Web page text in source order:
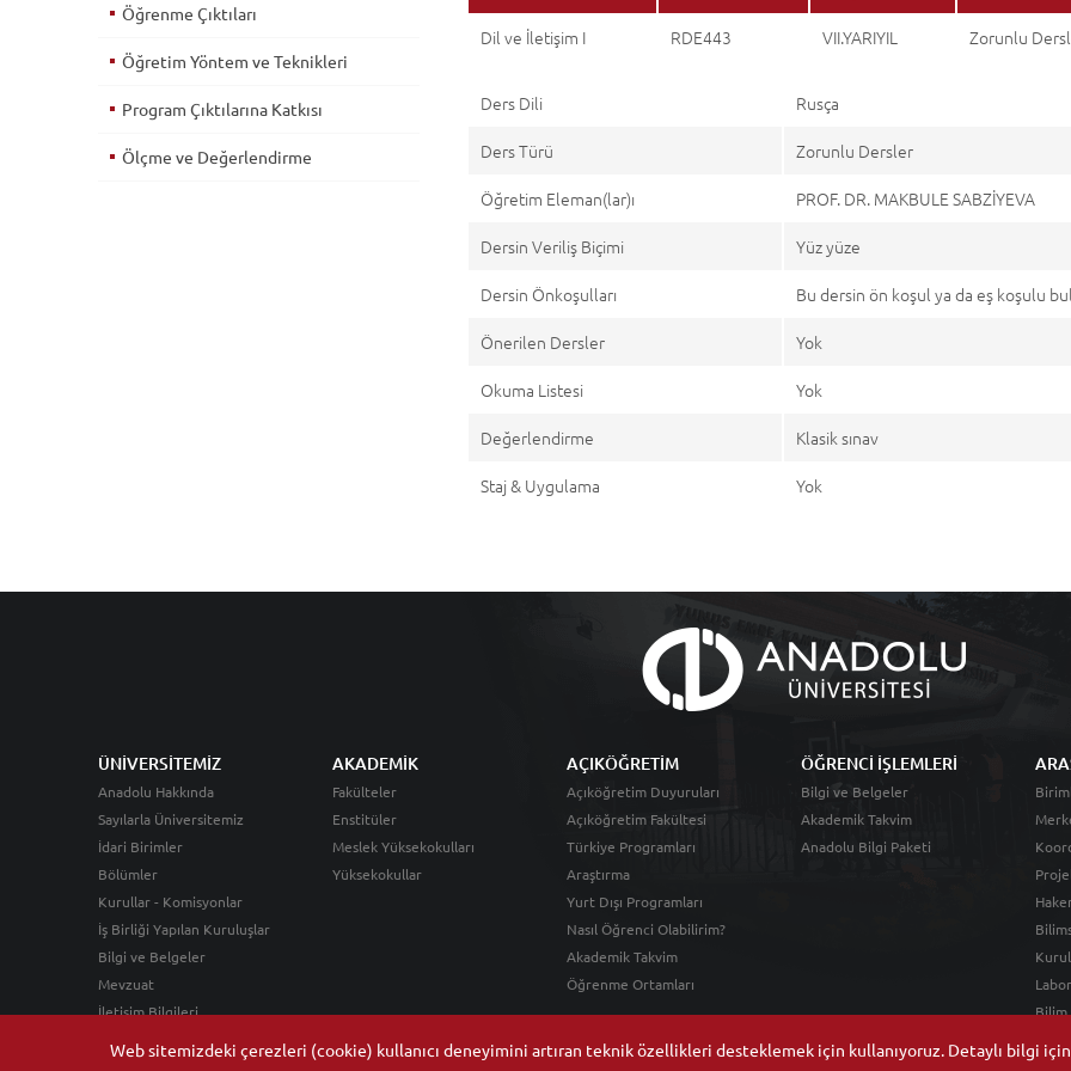
Dil ve İletişim I RDE443 VII.YARIYIL Zorunlu
Ders Dili
Rusça
Ders Türü
Zorunlu Dersler
Öğretim Eleman(lar)ı
PROF. DR. MAKBULE SABZİYEVA
Dersin Veriliş Biçimi
Yüz yüze
Dersin Önkoşulları
Bu dersin ön koşul ya da eş koşulu
Önerilen Dersler
Yok
Okuma Listesi
Yok
Değerlendirme
Klasik sınav
Staj & Uygulama
Yok
Öğrenme Çıktıları
Öğretim Yöntem ve Teknikleri
Program Çıktılarına Katkısı
Ölçme ve Değerlendirme
Web sitemizdeki çerezleri (cookie) kullanıcı deneyimini artıran teknik özellikleri desteklemek için kullanıyoruz. Detaylı bilgi için
ÜNİVERSİTEMİZ
Anadolu Hakkında
Sayılarla Üniversitemiz
İdari Birimler
Bölümler
Kurullar - Komisyonlar
İş Birliği Yapılan Kuruluşlar
Bilgi ve Belgeler
Mevzuat
İletişim Bilgileri
AKADEMİK
Fakülteler
Enstitüler
Meslek Yüksekokulları
Yüksekokullar
AÇIKÖĞRETİM
Açıköğretim Duyuruları
Açıköğretim Fakültesi
Türkiye Programları
Araştırma
Yurt Dışı Programları
Nasıl Öğrenci Olabilirim?
Akademik Takvim
Öğrenme Ortamları
ÖĞRENCİ İŞLEMLERİ
Bilgi ve Belgeler
Akademik Takvim
Anadolu Bilgi Paketi
Bilim